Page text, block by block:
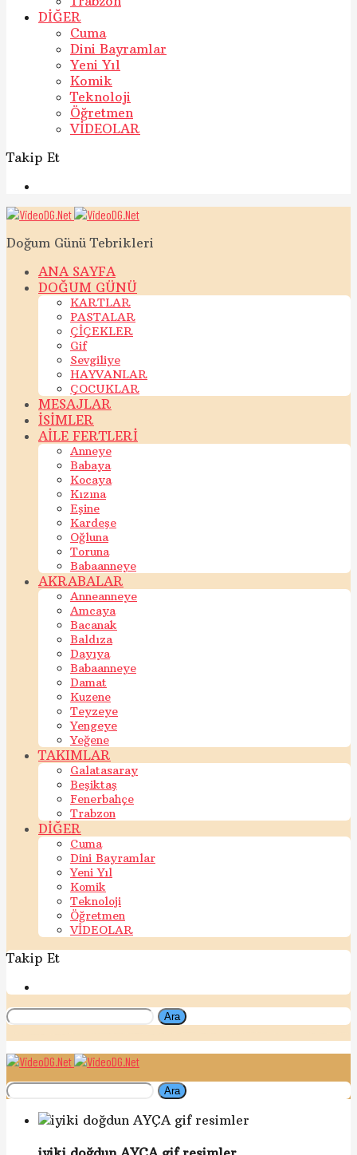
DİĞER
Cuma
Dini Bayramlar
Yeni Yıl
Komik
Teknoloji
Öğretmen
VİDEOLAR
Takip Et
Doğum Günü Tebrikleri
ANA SAYFA
DOĞUM GÜNÜ
KARTLAR
PASTALAR
ÇİÇEKLER
Gif
Sevgiliye
HAYVANLAR
ÇOCUKLAR
MESAJLAR
İSİMLER
AİLE FERTLERİ
Anneye
Babaya
Kocaya
Kızına
Eşine
Kardeşe
Oğluna
Toruna
Babaanneye
AKRABALAR
Anneanneye
Amcaya
Bacanak
Baldıza
Dayıya
Babaanneye
Damat
Kuzene
Teyzeye
Yengeye
Yeğene
TAKIMLAR
Galatasaray
Beşiktaş
Fenerbahçe
Trabzon
DİĞER
Cuma
Dini Bayramlar
Yeni Yıl
Komik
Teknoloji
Öğretmen
VİDEOLAR
Takip Et
Ara
Ara